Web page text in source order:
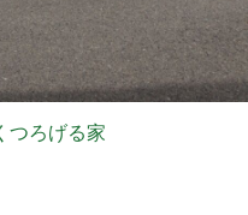
つろげる家